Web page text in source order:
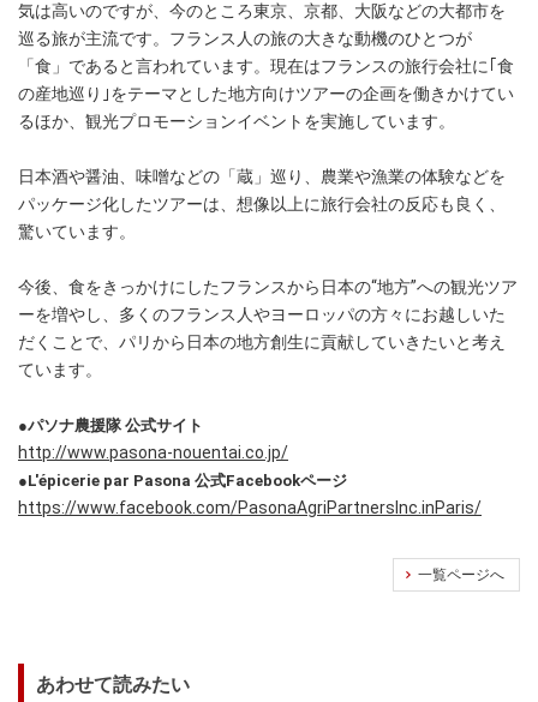
気は高いのですが、今のところ東京、京都、大阪などの大都市を
巡る旅が主流です。フランス人の旅の大きな動機のひとつが
「食」であると言われています。現在はフランスの旅行会社に｢食
の産地巡り｣をテーマとした地方向けツアーの企画を働きかけてい
るほか、観光プロモーションイベントを実施しています。
日本酒や醤油、味噌などの「蔵」巡り、農業や漁業の体験などを
パッケージ化したツアーは、想像以上に旅行会社の反応も良く、
驚いています。
今後、食をきっかけにしたフランスから日本の“地方”への観光ツア
ーを増やし、多くのフランス人やヨーロッパの方々にお越しいた
だくことで、パリから日本の地方創生に貢献していきたいと考え
ています。
●パソナ農援隊 公式サイト
http://www.pasona-nouentai.co.jp/
●L'épicerie par Pasona 公式Facebookページ
https://www.facebook.com/PasonaAgriPartnersInc.inParis/
一覧ページへ
あわせて読みたい